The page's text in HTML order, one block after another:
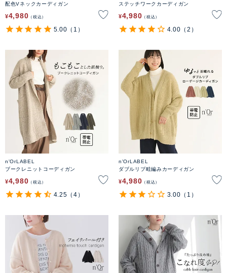
配色Vネックカーディガン
¥4,980 税込
5.00 （1）
ステッチワークカーディガン
¥4,980 税込
4.00 （2）
n'OrLABEL
ブークレニットコーディガン
¥4,980 税込
4.25 （4）
n'OrLABEL
ダブルリブ畦編みカーディガン
¥4,980 税込
3.00 （1）